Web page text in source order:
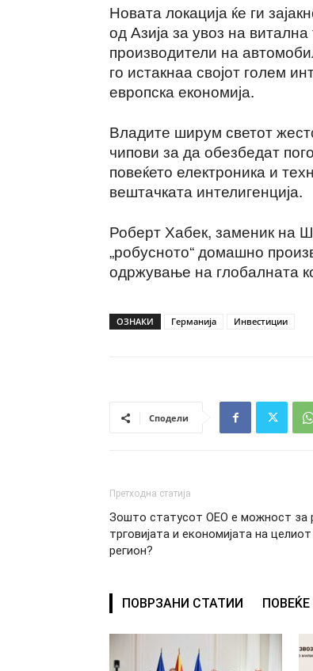
Новата локација ќе ги
од Азија за увоз на
производители на
го истакнаа својот голем
европска економија.
Владите ширум светот
чипови за да обезбедат
повеќето електроника и
вештачката интелигенција.
Роберт Хабек, заменик на
„робусното“ домашно
одржување на глобалната
ОЗНАКИ Германија Инвестиции
Сподели
Претходна статија
Зошто статусот ОЕО е можност за
трговијата и економијата на
регион?
ПОВРЗАНИ СТАТИИ